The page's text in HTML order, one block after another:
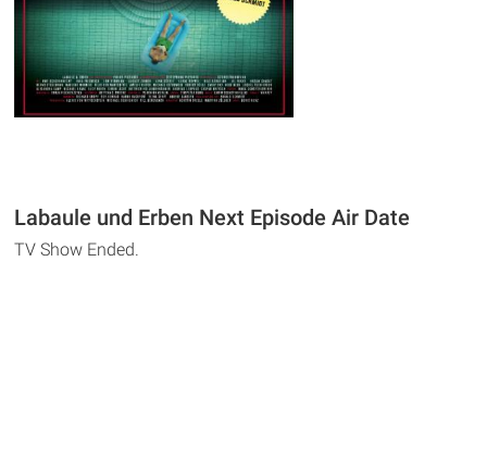
Labaule und Erben Next Episode Air Date
TV Show Ended.